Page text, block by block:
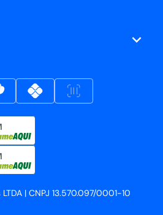
| CNPJ 13.570.097/0001-10